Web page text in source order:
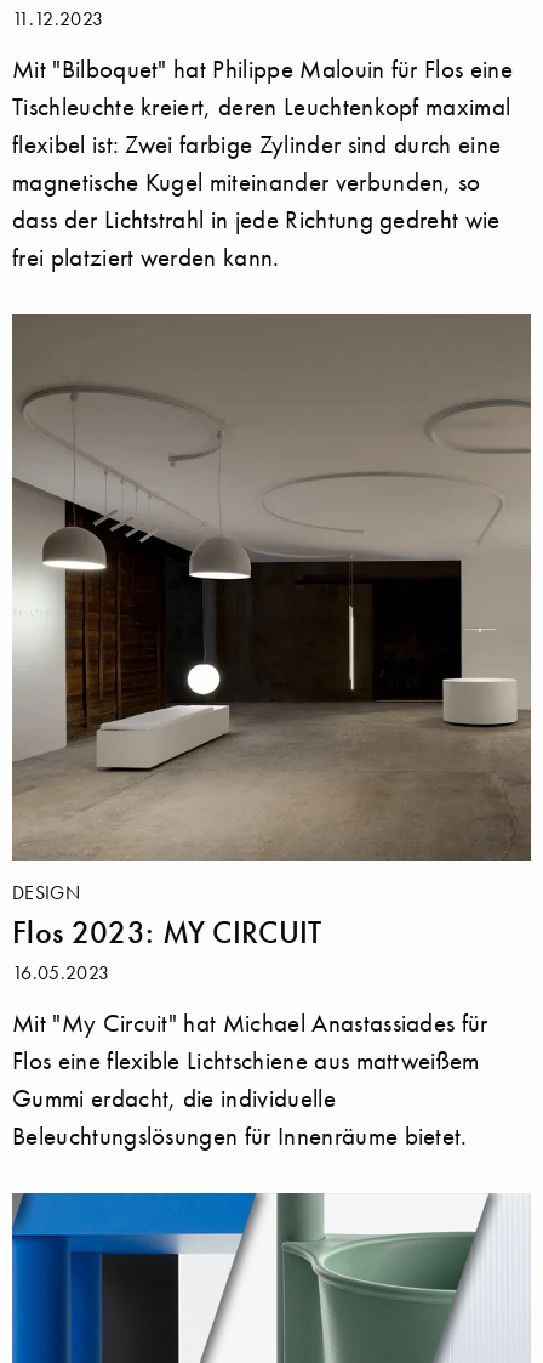
11.12.2023
Mit "Bilboquet" hat Philippe Malouin für Flos eine
Tischleuchte kreiert, deren Leuchtenkopf maximal
flexibel ist: Zwei farbige Zylinder sind durch eine
magnetische Kugel miteinander verbunden, so
dass der Lichtstrahl in jede Richtung gedreht wie
frei platziert werden kann.
DESIGN
Flos 2023: MY CIRCUIT
16.05.2023
Mit "My Circuit" hat Michael Anastassiades für
Flos eine flexible Lichtschiene aus mattweißem
Gummi erdacht, die individuelle
Beleuchtungslösungen für Innenräume bietet.